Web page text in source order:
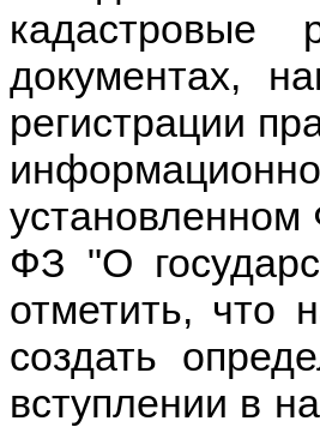
документах,
регистрации
ФЗ "О
отметить, что
создать
вступлении в